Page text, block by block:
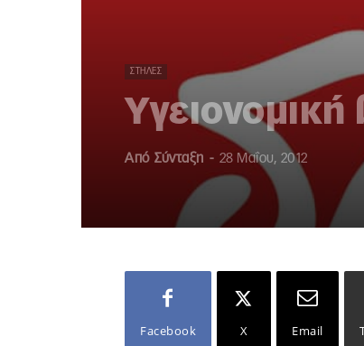
ΣΤΉΛΕΣ
Υγειονομική
Από Σύνταξη - 28 Μαΐου, 2012
Facebook X Email